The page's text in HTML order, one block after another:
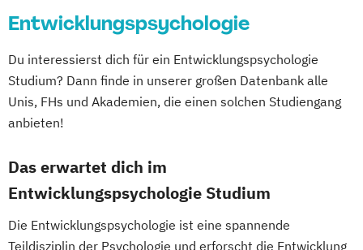
Entwicklungspsychologie
Du interessierst dich für ein Entwicklungspsychologie
Studium? Dann finde in unserer großen Datenbank alle
Unis, FHs und Akademien, die einen solchen Studiengang
anbieten!
Das erwartet dich im
Entwicklungspsychologie Studium
Die Entwicklungspsychologie ist eine spannende
Teildisziplin der Psychologie und erforscht die Entwicklung